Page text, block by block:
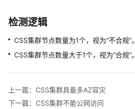
资
源
合
规
概
资
源
检测逻辑
CSS集群节点数量为1个，视为“不合规”。
CSS集群节点数量大于1个，视为“合规”。
上一篇：CSS集群具备多AZ容灾
下一篇：CSS集群不能公网访问